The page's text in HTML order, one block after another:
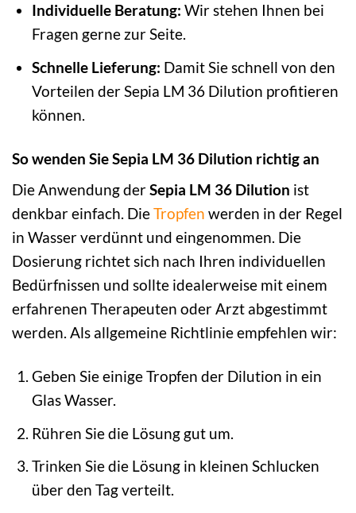
Individuelle Beratung: Wir stehen Ihnen bei
Fragen gerne zur Seite.
Schnelle Lieferung: Damit Sie schnell von den
Vorteilen der Sepia LM 36 Dilution profitieren
können.
So wenden Sie Sepia LM 36 Dilution richtig an
Die Anwendung derSepia LM 36 Dilution ist
denkbar einfach. DieTropfen werden in der Regel
in Wasser verdünnt und eingenommen. Die
Dosierung richtet sich nach Ihren individuellen
Bedürfnissen und sollte idealerweise mit einem
erfahrenen Therapeuten oder Arzt abgestimmt
werden. Als allgemeine Richtlinie empfehlen wir:
Geben Sie einige Tropfen der Dilution in ein
Glas Wasser.
Rühren Sie die Lösung gut um.
Trinken Sie die Lösung in kleinen Schlucken
über den Tag verteilt.